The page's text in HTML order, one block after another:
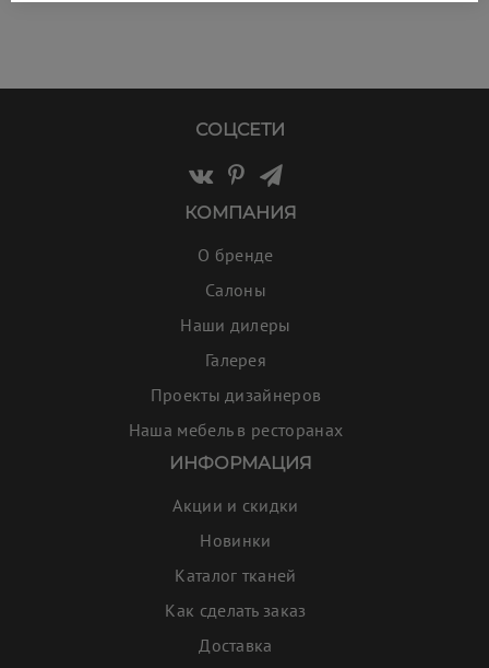
СОЦСЕТИ
КОМПАНИЯ
О бренде
Салоны
Наши дилеры
Галерея
Проекты дизайнеров
Наша мебель в ресторанах
ИНФОРМАЦИЯ
Акции и скидки
Новинки
Каталог тканей
Как сделать заказ
Доставка